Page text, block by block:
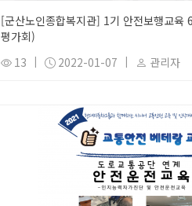
[군산노인종합복지관] 1기 안전보행교육
평가회)
13
| 2022-01-07 | 관리자